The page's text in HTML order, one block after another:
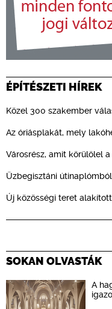
ÉPÍTÉSZETI HÍREK
Közel 300 szakember
Az óriásplakát, mely
Városrész, amit körülölel
Üzbegisztáni
Új közösségi teret
SOKAN OLVASTÁK
A